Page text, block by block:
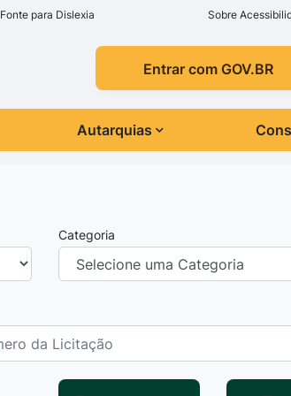
Fonte para Dislexia Sobre
Entrar com GOV.BR
Autarquias
Categoria